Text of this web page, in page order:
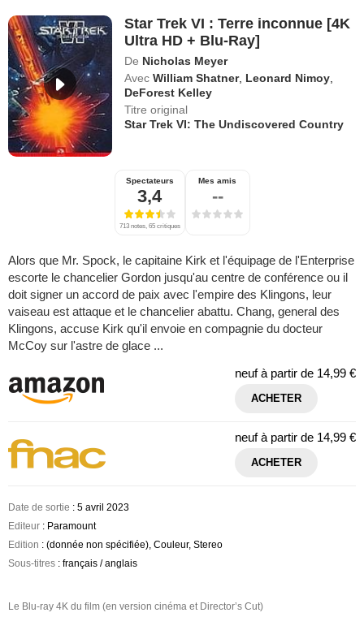
Star Trek VI : Terre inconnue [4K
Ultra HD + Blu-Ray]
De Nicholas Meyer
Avec William Shatner, Leonard Nimoy
DeForest Kelley
Titre original
Star Trek VI: The Undiscovered Country
Spectateurs
3,4
713 notes, 65 critiques
Mes amis
--
Alors que Mr. Spock, le capitaine Kirk et l'équipage de l'Enterprise
escorte le chancelier Gordon jusqu'au centre de conférence ou il
doit signer un accord de paix avec l'empire des Klingons, leur
vaiseau est attaque et le chancelier abattu. Chang, general des
Klingons, accuse Kirk qu'il envoie en compagnie du docteur
McCoy sur l'astre de glace ...
neuf à partir de 14,99 €
ACHETER
neuf à partir de 14,99 €
ACHETER
Date de sortie : 5 avril 2023
Editeur : Paramount
Edition : (donnée non spécifiée), Couleur, Stereo
Sous-titres : français / anglais
Le Blu-ray 4K du film (en version cinéma et Director’s Cut)